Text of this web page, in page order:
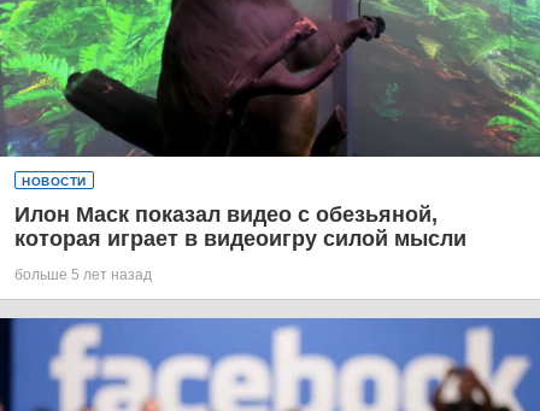
НОВОСТИ
Илон Маск показал видео с обезьяной,
которая играет в видеоигру силой мысли
больше 5 лет назад